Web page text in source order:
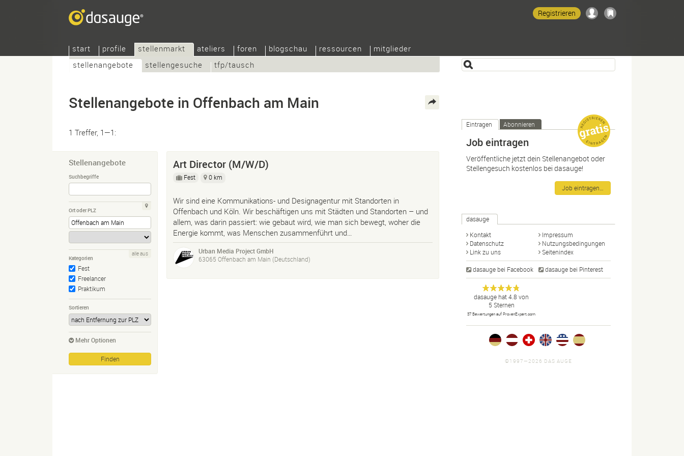
start profile
stellenmarkt
stellenangebote
stellengesuche tfp/tausch
ateliers foren blogschau ressourcen mitglieder
Registrieren
Stellenangebote in Offenbach am Main
1 Treffer, 1—1:
Stellenangebote
Suchbegriffe
Ort oder PLZ
Kategorien
Fest
Freelancer
Praktikum
alle aus
Sortieren
Mehr Optionen
Art Director (M/W/D)
Fest 0 km
Wir sind eine Kommunikations- und Designagentur mit Standorten in
Offenbach und Köln. Wir beschäftigen uns mit Städten und Standorten – und
allem, was darin passiert: wie gebaut wird, wie man sich bewegt, woher die
Energie kommt, was Menschen zusammenführt und…
Urban Media Project GmbH
63065 Offenbach am Main (Deutschland)
Eintragen Abonnieren
Job eintragen
Veröffentliche jetzt dein Stellenangebot oder
Stellengesuch kostenlos bei dasauge!
Job eintragen…
dasauge
Kontakt
Impressum
Datenschutz
Nutzungsbedingungen
Link zu uns
Seitenindex
dasauge bei Facebook dasauge bei Pinterest
dasauge
Designer,
Fotografen,
Agenturen,
Portfolios
und Jobs.
Anonym
dasauge hat4.8 von
5 Sternen
37 Bewertungen auf ProvenExpert.com
©1997—2026 DAS AUGE